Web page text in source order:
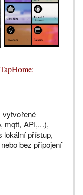
vytvořené
mqtt, API,...),
lokální přístup,
bez připojení